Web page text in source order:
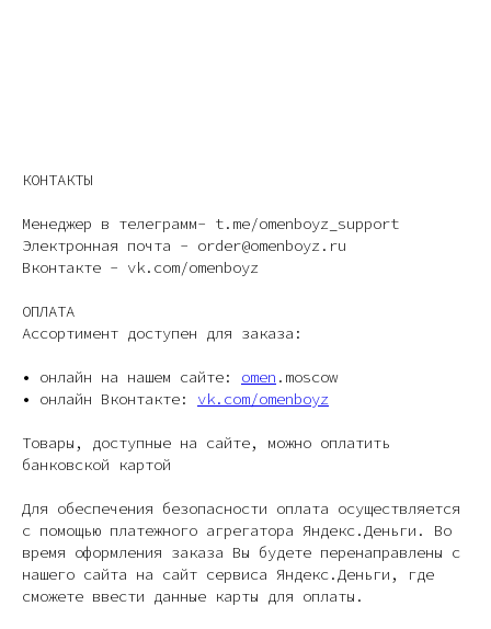
КОНТАКТЫ
Менеджер в телеграмм- t.me/omenboyz_support
Электронная почта - order@omenboyz.ru
Вконтакте - vk.com/omenboyz
ОПЛАТА
Ассортимент доступен для заказа:
• онлайн на нашем сайте: omen .moscow
• онлайн Вконтакте: vk.com/omenboyz
Товары, доступные на сайте, можно оплатить
банковской картой
Для обеспечения безопасности оплата осуществляется
с помощью платежного агрегатора Яндекс.Деньги. Во
время оформления заказа Вы будете перенаправлены с
нашего сайта на сайт сервиса Яндекс.Деньги, где
сможете ввести данные карты для оплаты.